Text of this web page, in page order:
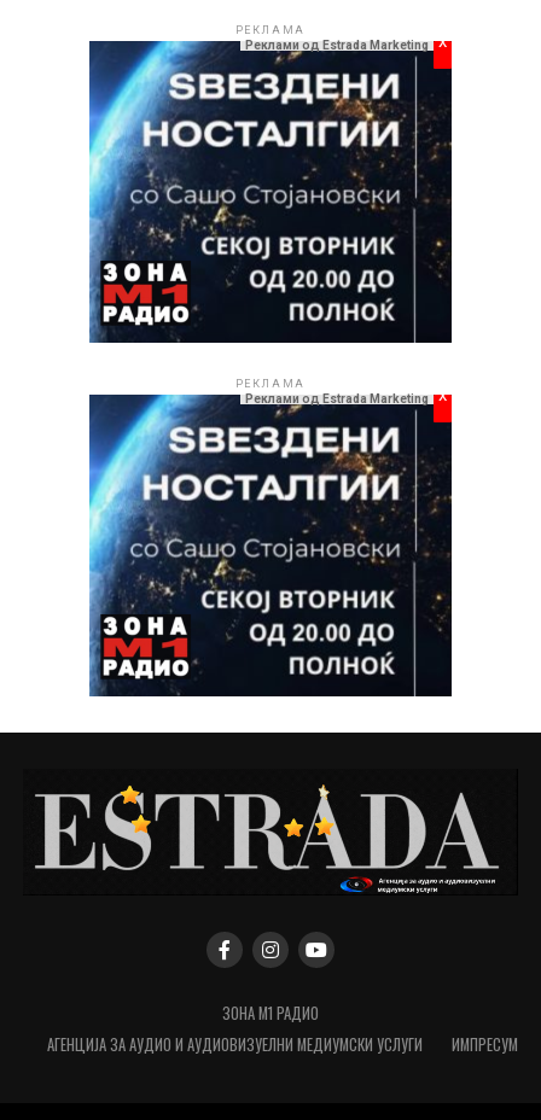
РЕКЛАМА
Реклами од Estrada Marketing x
РЕКЛАМА
Реклами од Estrada Marketing x
ЗОНА М1 РАДИО
АГЕНЦИЈА ЗА АУДИО И АУДИОВИЗУЕЛНИ МЕДИУМСКИ УСЛУГИ
ИМПРЕСУМ